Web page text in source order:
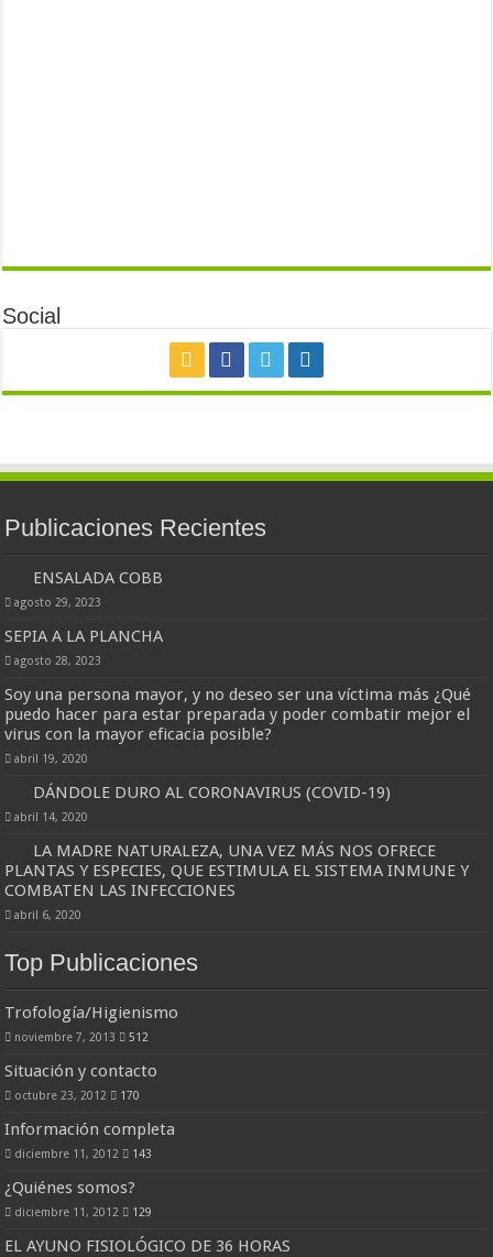
Social
Publicaciones Recientes
ENSALADA COBB
agosto 29, 2023
SEPIA A LA PLANCHA
agosto 28, 2023
Soy una persona mayor, y no deseo ser una víctima más ¿Qué
puedo hacer para estar preparada y poder combatir mejor el
virus con la mayor eficacia posible?
abril 19, 2020
DÁNDOLE DURO AL CORONAVIRUS (COVID-19)
abril 14, 2020
LA MADRE NATURALEZA, UNA VEZ MÁS NOS OFRECE
PLANTAS Y ESPECIES, QUE ESTIMULA EL SISTEMA INMUNE Y
COMBATEN LAS INFECCIONES
abril 6, 2020
Top Publicaciones
Trofología/Higienismo
noviembre 7, 2013 512
Situación y contacto
octubre 23, 2012 170
Información completa
diciembre 11, 2012 143
¿Quiénes somos?
diciembre 11, 2012 129
EL AYUNO FISIOLÓGICO DE 36 HORAS